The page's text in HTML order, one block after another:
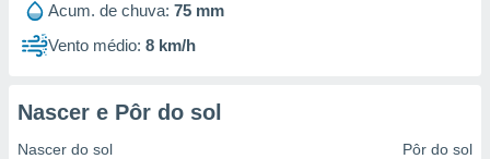
Acum. de chuva: 75 mm
Vento médio: 8 km/h
Nascer e Pôr do sol
Nascer do sol Pôr do sol